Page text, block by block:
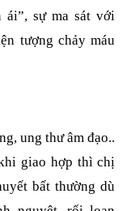
ái”, sự ma sát với
tượng chảy máu
ung thư âm đạo..
giao hợp thì chị
bất thường dù